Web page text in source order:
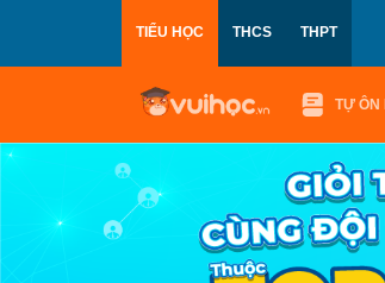
TIỂU HỌC THCS THPT
TỰ ÔN